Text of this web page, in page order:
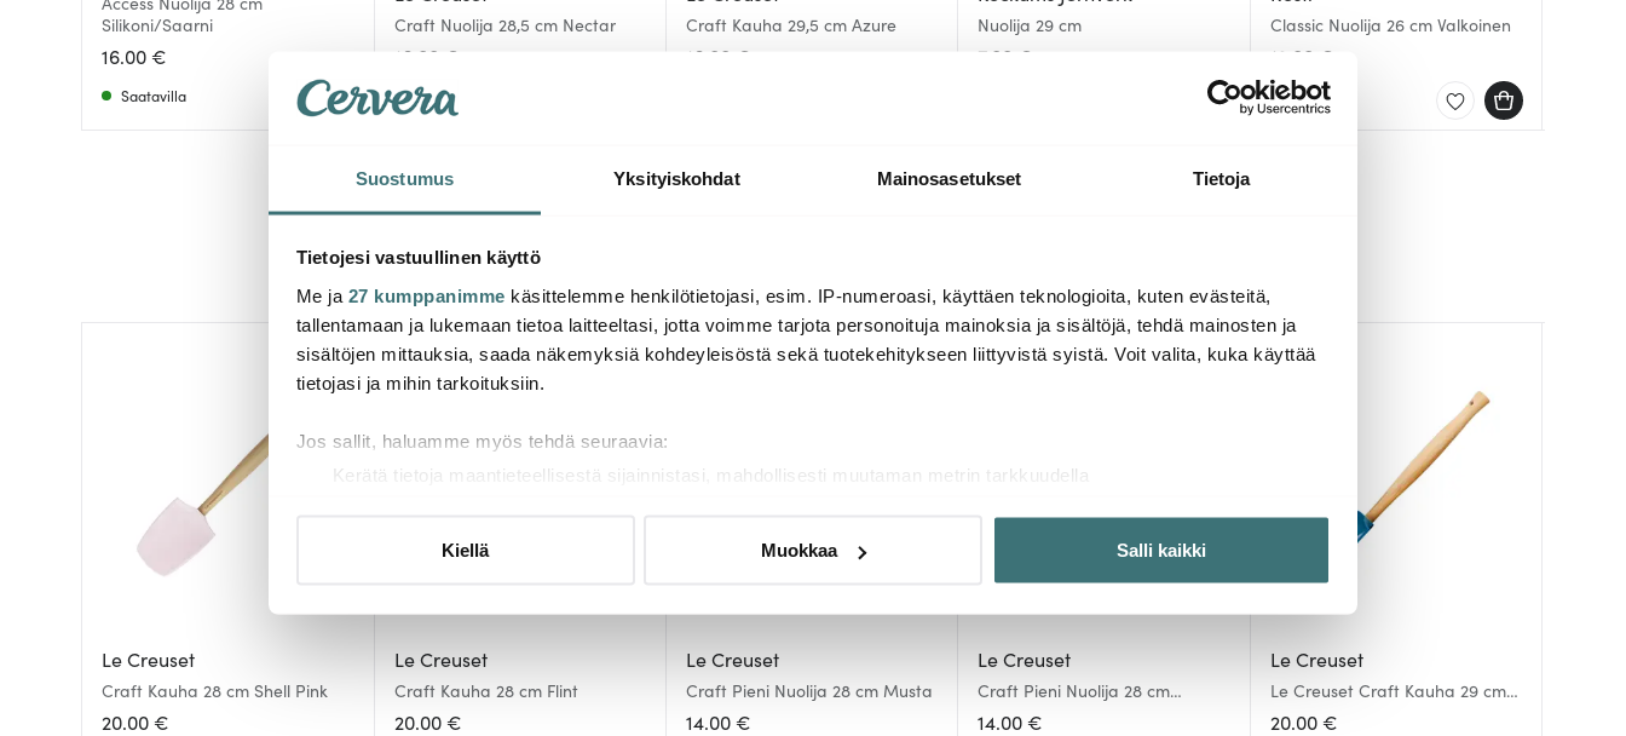
Suostumus Yksityiskohdat Mainosasetukset Tietoja
Tietojesi vastuullinen käyttö
Me ja 27 kumppanimme käsittelemme henkilötietojasi, esim. IP-numeroasi, käyttäen teknologioita, kuten evästeitä,
tallentamaan ja lukemaan tietoa laitteeltasi, jotta voimme tarjota personoituja mainoksia ja sisältöjä, tehdä mainosten ja
sisältöjen mittauksia, saada näkemyksiä kohdeyleisöstä sekä tuotekehitykseen liittyvistä syistä. Voit valita, kuka käyttää
tietojasi ja mihin tarkoituksiin.
Jos sallit, haluamme myös tehdä seuraavia:
Kerätä tietoja maantieteellisestä sijainnistasi, mahdollisesti muutaman metrin tarkkuudella
ja kävijämäärämme analysoimiseen. Lisäksi jaamme sosiaalisen median, mainosalan ja analytiikka-alan
kumppaneillemme tietoja siitä, miten käytät sivustoamme. Kumppanimme voivat yhdistää näitä tietoja muihin tietoihin, joita
Kiellä Muokkaa Salli kaikki
Silikoni/Saarni
16.00 €
Saatavilla
Craft Nuolija 28,5 cm Nectar
16.00 €
Saatavilla
Craft Kauha 29,5 cm Azure
16.00 €
Nuolija 29 cm
7.00 €
Classic Nuolija 26 cm Valkoinen
12.00 €
Saatavilla
Le Creuset
Craft Kauha 28 cm Shell Pink
20.00 €
Le Creuset
Craft Kauha 28 cm Flint
20.00 €
Le Creuset
Craft Pieni Nuolija 28 cm Musta
14.00 €
Le Creuset
Craft Pieni Nuolija 28 cm
Volcanic
14.00 €
Le Creuset
Le Creuset Craft Kauha 29 cm
Deep Teal
20.00 €